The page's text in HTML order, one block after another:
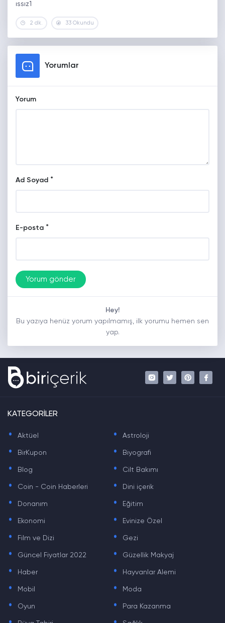
ıssız1
2 dk. 33 Okundu
Yorumlar
Yorum
Ad Soyad *
E-posta *
Hey!
Bu yazıya henüz yorum yapılmamış, ilk yorumu hemen sen
yap.
KATEGORİLER
. Aktüel . Astroloji
. BirKupon . Biyografi
. Blog . Cilt Bakımı
. Coin - Coin Haberleri . Dini içerik
. Donanım . Eğitim
. Ekonomi . Evinize Özel
. Film ve Dizi . Gezi
. Güncel Fiyatlar 2022 . Güzellik Makyaj
. Haber . Hayvanlar Alemi
. Mobil . Moda
. Oyun . Para Kazanma
. .